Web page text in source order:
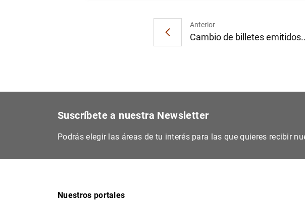
Anterior
Cambio de billetes
Suscríbete a nuestra Newsletter
Podrás elegir las áreas de tu interés para las que quieres recibir
Nuestros portales